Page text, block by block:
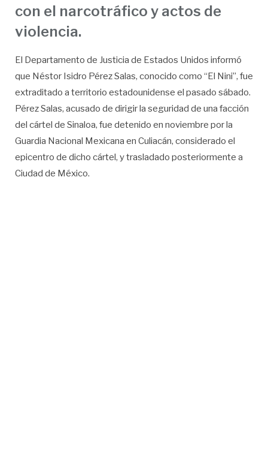
con el narcotráfico y actos de
violencia.
El Departamento de Justicia de Estados Unidos informó
que Néstor Isidro Pérez Salas, conocido como “El Nini”, fue
extraditado a territorio estadounidense el pasado sábado.
Pérez Salas, acusado de dirigir la seguridad de una facción
del cártel de Sinaloa, fue detenido en noviembre por la
Guardia Nacional Mexicana en Culiacán, considerado el
epicentro de dicho cártel, y trasladado posteriormente a
Ciudad de México.